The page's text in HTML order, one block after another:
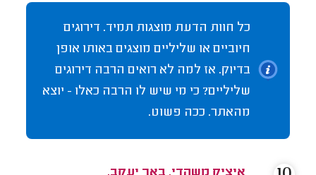
כל חוות הדעת מוצגות תמיד. דירוגים
חיוביים או שליליים מוצגים באותו אופן
בדיוק. אז למה לא רואים הרבה דירוגים
שליליים? כי מי שיש לו הרבה כאלו - יוצא
מהאתר. ככה פשוט.